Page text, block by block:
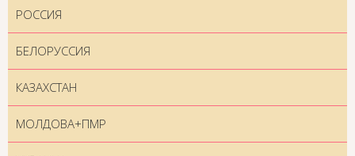
РОССИЯ
БЕЛОРУССИЯ
КАЗАХСТАН
МОЛДОВА+ПМР